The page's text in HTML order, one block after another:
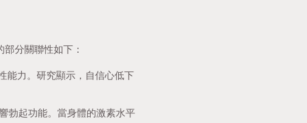
分關聯性如下：
能力。研究顯示，自信心低下
勃起功能。當身體的激素水平